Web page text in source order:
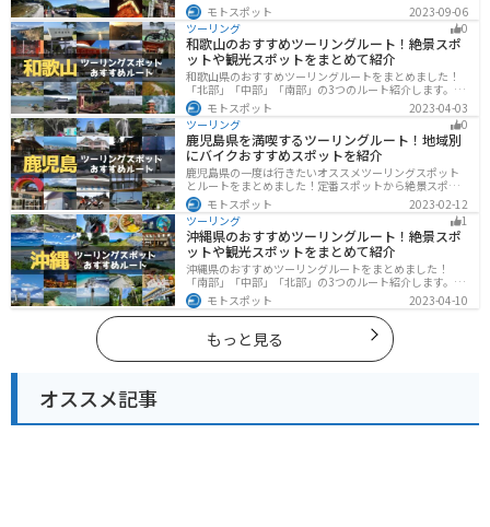
「東京都」「神奈川県」の各県の観光地紹介します。自
然豊かな山々や湖、温泉地が点在し、四季折々の景色を
楽しめるスポットが多数あります。バイクで関東にツー
リングに行く際は参考にしてください。
モトスポット
2023-09-06
ツーリング
0
和歌山のおすすめツーリングルート！絶景スポ
ットや観光スポットをまとめて紹介
和歌山県のおすすめツーリングルートをまとめました！
「北部」「中部」「南部」の3つのルート紹介します。海
と山に囲まれた自然豊かなエリアが広がり、様々な楽し
み方ができます。バイクで和歌山県にツーリングに行く
際は参考にしてください。
モトスポット
2023-04-03
ツーリング
0
鹿児島県を満喫するツーリングルート！地域別
にバイクおすすめスポットを紹介
鹿児島県の一度は行きたいオススメツーリングスポット
とルートをまとめました！定番スポットから絶景スポッ
ト、温泉、山、海、グルメなど様々なジャンルで楽しめ
ます。バイクで鹿児島ツーリングに行こうと思っている
人は、参考にしてください。
モトスポット
2023-02-12
ツーリング
1
沖縄県のおすすめツーリングルート！絶景スポ
ットや観光スポットをまとめて紹介
沖縄県のおすすめツーリングルートをまとめました！
「南部」「中部」「北部」の3つのルート紹介します。美
しいビーチや歴史と文化に溢れたスポットが多数あり、
様々な楽しみ方ができます。バイクで沖縄県にツーリン
グに行く際は参考にしてください。
モトスポット 2023-04-10
もっと見る
オススメ記事